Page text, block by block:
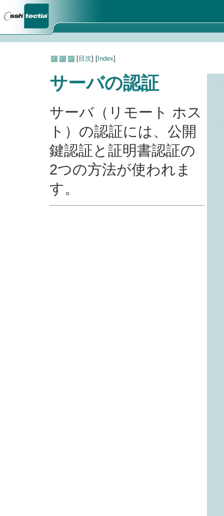
[目次] [ Index]
サーバの認証
サーバ（リモート ホス
ト）の認証には、公開
鍵認証と証明書認証の
2つの方法が使われま
す。